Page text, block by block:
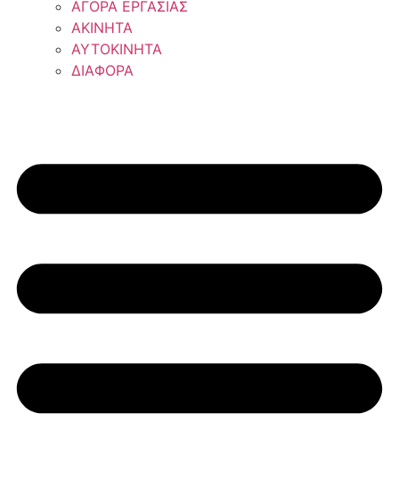
ΑΓΟΡΑ ΕΡΓΑΣΙΑΣ
ΑΚΙΝΗΤΑ
ΑΥΤΟΚΙΝΗΤΑ
ΔΙΑΦΟΡΑ